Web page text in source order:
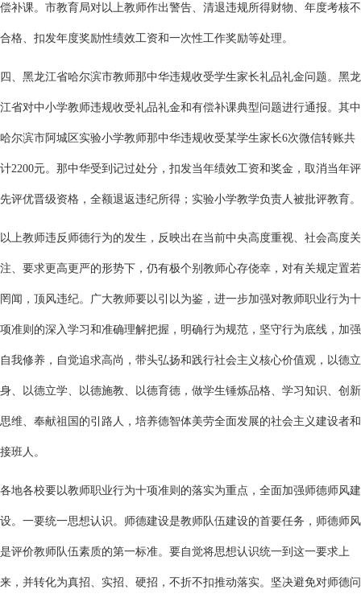
偿补课。市教育局对以上教师作出警告、清退违规所得财物、年度考核不
合格、扣发年度奖励性绩效工资和一次性工作奖励等处理。
四、黑龙江省哈尔滨市教师那中华违规收受学生家长礼品礼金问题。黑龙
江省对中小学教师违规收受礼品礼金和有偿补课典型问题进行通报。其中
哈尔滨市阿城区实验小学教师那中华违规收受某学生家长6次微信转账共
计2200元。那中华受到记过处分，扣发当年绩效工资和奖金，取消当年评
先评优晋级资格，全额退返违纪所得；实验小学教学负责人被批评教育。
以上教师违反师德行为的发生，反映出在当前中央高度重视、社会高度关
注、要求更高更严的形势下，仍有极个别教师心存侥幸，对有关规定置若
罔闻，顶风违纪。广大教师要以引以为鉴，进一步加强对教师职业行为十
项准则的深入学习和准确理解把握，明确行为规范，坚守行为底线，加强
自我修养，自觉追求高尚，带头弘扬和践行社会主义核心价值观，以德立
身、以德立学、以德施教、以德育德，做学生锤炼品格、学习知识、创新
思维、奉献祖国的引路人，培养德智体美劳全面发展的社会主义建设者和
接班人。
各地各校要以教师职业行为十项准则的落实为重点，全面加强师德师风建
设。一要统一思想认识。师德建设是教师队伍建设的首要任务，师德师风
是评价教师队伍素质的第一标准。要自觉将思想认识统一到这一要求上
来，并转化为真招、实招、硬招，不折不扣推动落实。坚决避免对师德问